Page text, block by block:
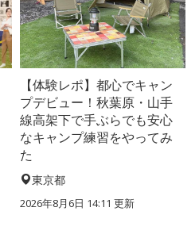
【体験レポ】都心でキャン
プデビュー！秋葉原・山手
線高架下で手ぶらでも安心
なキャンプ練習をやってみ
た
東京都
2026年8月6日 14:11 更新